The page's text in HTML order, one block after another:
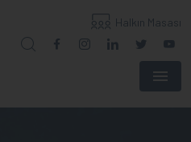
Halkın Masası
Menu